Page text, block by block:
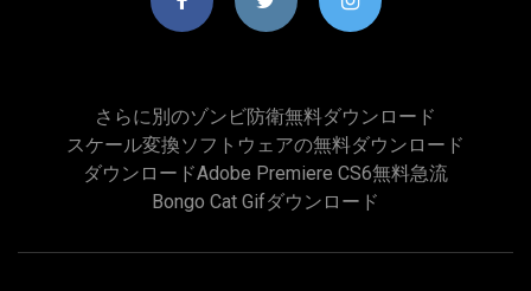
さらに別のゾンビ防衛無料ダウンロード
スケール変換ソフトウェアの無料ダウンロード
ダウンロードAdobe Premiere CS6無料急流
Bongo Cat Gifダウンロード